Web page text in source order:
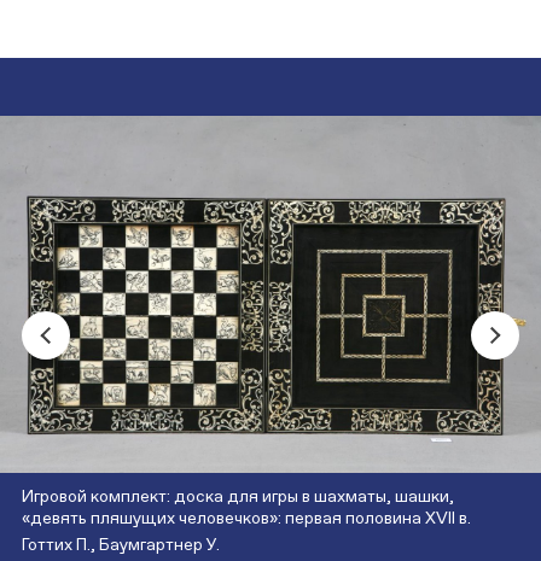
Игровой комплект: доска для игры в шахматы, шашки,
«девять пляшущих человечков»: первая половина XVII в.
Готтих П., Баумгартнер У.